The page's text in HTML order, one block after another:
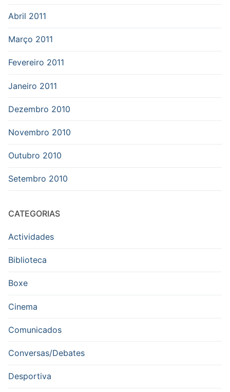
Abril 2011
Março 2011
Fevereiro 2011
Janeiro 2011
Dezembro 2010
Novembro 2010
Outubro 2010
Setembro 2010
CATEGORIAS
Actividades
Biblioteca
Boxe
Cinema
Comunicados
Conversas/Debates
Desportiva